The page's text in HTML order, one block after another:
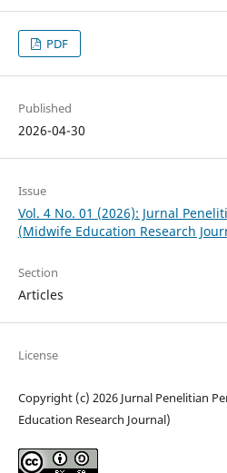
PDF
Published
2026-04-30
Issue
Vol. 4 No. 01 (2026): Jurnal
(Midwife Education Research
Section
Articles
License
Copyright (c) 2026 Jurnal Penelitian
Education Research Journal)